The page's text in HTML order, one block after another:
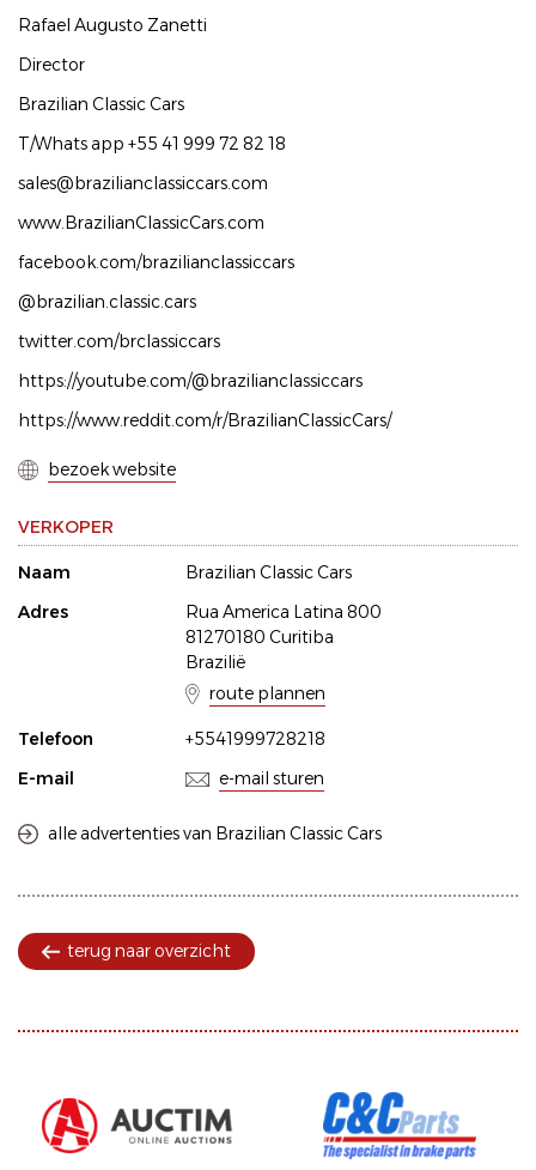
Rafael Augusto Zanetti
Director
Brazilian Classic Cars
T/Whats app +55 41 999 72 82 18
sales@brazilianclassiccars.com
www.BrazilianClassicCars.com
facebook.com/brazilianclassiccars
@brazilian.classic.cars
twitter.com/brclassiccars
https://youtube.com/@brazilianclassiccars
https://www.reddit.com/r/BrazilianClassicCars/
bezoek website
VERKOPER
Naam
Brazilian Classic Cars
Adres
Rua America Latina 800
81270180 Curitiba
Brazilië
route plannen
Telefoon
+5541999728218
E-mail
e-mail sturen
alle advertenties van Brazilian Classic Cars
terug naar overzicht